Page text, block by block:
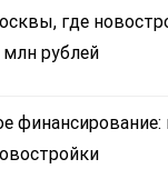
где
рублей
финансирование: